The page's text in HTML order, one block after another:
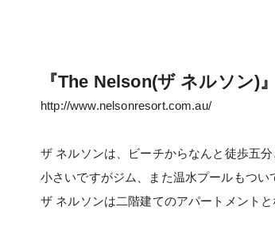
『The Nelson(ザ ネルソン)』
http://www.nelsonresort.com.au/
ザ ネルソンは、ビーチからなんと徒歩五
小さいですがジム、また温水プールもつい
ザ ネルソンは二階建てのアパートメントと